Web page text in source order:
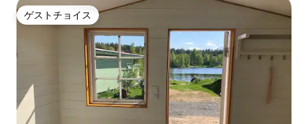
ゲストチョイス
ゲストチョイス